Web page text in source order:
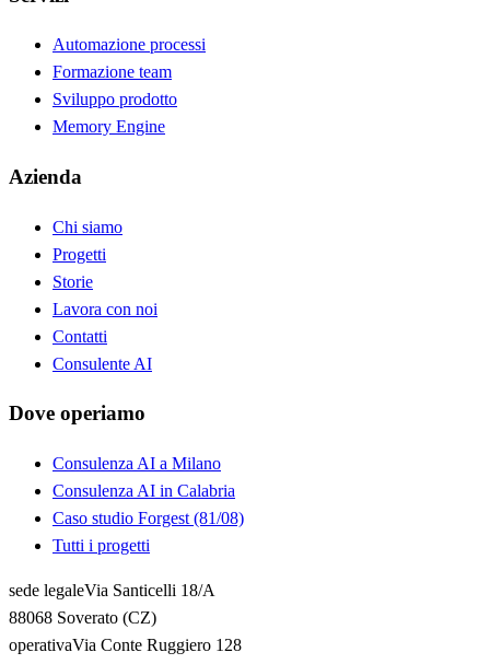
Automazione processi
Formazione team
Sviluppo prodotto
Memory Engine
Azienda
Chi siamo
Progetti
Storie
Lavora con noi
Contatti
Consulente AI
Dove operiamo
Consulenza AI a Milano
Consulenza AI in Calabria
Caso studio Forgest (81/08)
Tutti i progetti
sede legaleVia Santicelli 18/A
88068 Soverato (CZ)
operativaVia Conte Ruggiero 128